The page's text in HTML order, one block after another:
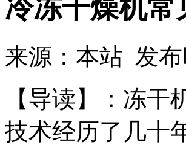
冷冻干燥机
来源：本站 发布
【导读】：冻
技术经历了几十